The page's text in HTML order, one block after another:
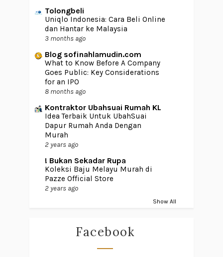
Tolongbeli
Uniqlo Indonesia: Cara Beli Online
dan Hantar ke Malaysia
3 months ago
Blog sofinahlamudin.com
What to Know Before A Company
Goes Public: Key Considerations
for an IPO
8 months ago
Kontraktor Ubahsuai Rumah KL
Idea Terbaik Untuk UbahSuai
Dapur Rumah Anda Dengan
Murah
2 years ago
! Bukan Sekadar Rupa
Koleksi Baju Melayu Murah di
Pazze Official Store
2 years ago
Show All
Facebook